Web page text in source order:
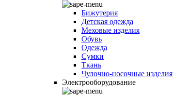
Бижутерия
Детская одежда
Меховые изделия
Обувь
Одежда
Сумки
Ткань
Чулочно-носочные изделия
Электрооборудование